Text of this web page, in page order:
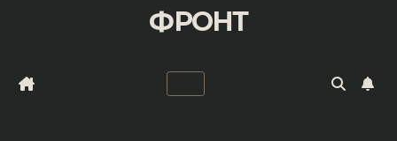
ФРОНТ